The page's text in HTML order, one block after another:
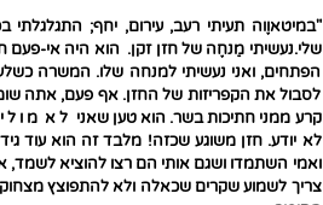
"במיטאוֶוה תעיתי רעב, עירום, יחף;
שלי.נעשיתי מַנחֶה של חזן זקן. הוא היה אי-פעם
הפתחים, ואני נעשיתי למנחה שלו. המשרה
לסבול את הקפריזות של החזן. אף פעם, אתה
קרע ממני חתיכות בשר. הוא טען שאני ל א מ ו ל
לא יודע. חזן משוגע שכזה! מלבד זה הוא עוד
ואמי השתמדו ושגם אותי הם רצו להוציא לשמד,
צריך לשמוע שקרים שכאלה ולא להתפוצץ